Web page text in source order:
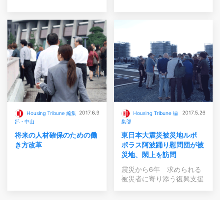
Housing Tribune 編集
部・中山
2017.6.9
将来の人材確保のための働
き方改革
Housing Tribune 編
集部
2017.5.26
東日本大震災被災地ルポ
ポラス阿波踊り慰問団が被
災地、閖上を訪問
震災から6年 求められる
被災者に寄り添う復興支援